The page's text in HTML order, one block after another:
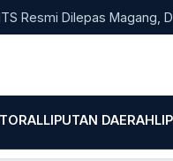
Dilepas Magang,
LIPUTAN DAERAH